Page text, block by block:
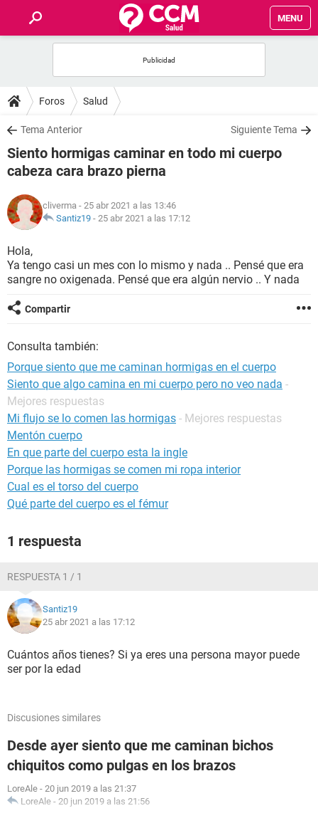
MENU
FOROS
SALUD
FAMILIA
NUTRICIÓN
SEXUALIDAD
GLOSARIO
Foros Salud
Tema Anterior Siguiente Tema
Siento hormigas caminar en todo mi cuerpo
cabeza cara brazo pierna
cliverma - 25 abr 2021 a las 13:46
Santiz19 - 25 abr 2021 a las 17:12
Hola,
Ya tengo casi un mes con lo mismo y nada .. Pensé que era
sangre no oxigenada. Pensé que era algún nervio .. Y nada
Compartir
Consulta también:
Porque siento que me caminan hormigas en el cuerpo
Siento que algo camina en mi cuerpo pero no veo nada -
Mejores respuestas
Mi flujo se lo comen las hormigas - Mejores respuestas
Mentón cuerpo
En que parte del cuerpo esta la ingle
Porque las hormigas se comen mi ropa interior
Cual es el torso del cuerpo
Qué parte del cuerpo es el fémur
1 respuesta
RESPUESTA 1 / 1
Santiz19
25 abr 2021 a las 17:12
Cuántos años tienes? Si ya eres una persona mayor puede
ser por la edad
Discusiones similares
Desde ayer siento que me caminan bichos
chiquitos como pulgas en los brazos
LoreAle - 20 jun 2019 a las 21:37
LoreAle - 20 jun 2019 a las 21:56